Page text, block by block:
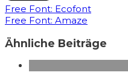
Free Font: Ecofont
Free Font: Amaze
Ähnliche Beiträge